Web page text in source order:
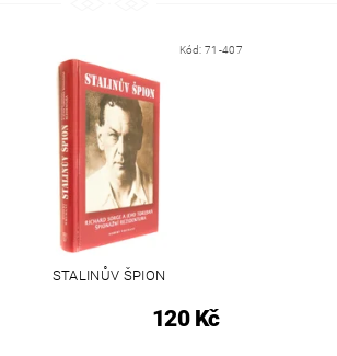
Kód:71-407
STALINŮV ŠPION
120 Kč